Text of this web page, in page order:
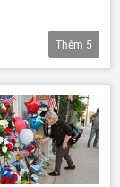
Thêm 5